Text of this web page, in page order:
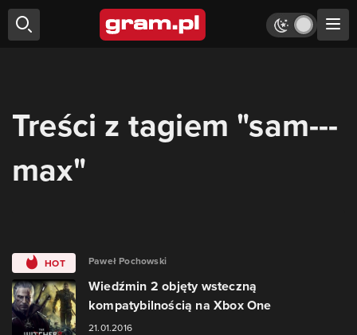
Treści z tagiem "sam---
max"
HOT Paweł Pochowski
Wiedźmin 2 objęty wsteczną
kompatybilnością na Xbox One
21.01.2016